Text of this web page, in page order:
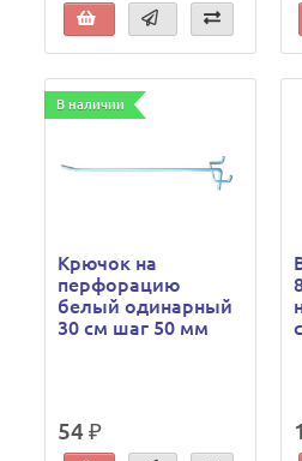
В наличии
Крючок на
перфорацию
белый одинарный
30 см шаг 50 мм
54 ₽